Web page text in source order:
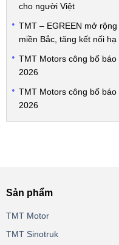
cho người Việt
TMT – EGREEN mở
miền Bắc, tăng kết nối
TMT Motors công bố
2026
TMT Motors công bố
2026
Sản phẩm
TMT Motor
TMT Sinotruk